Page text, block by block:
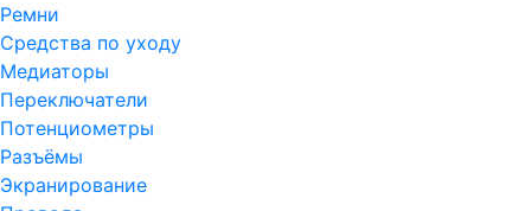
Ремни
Средства по уходу
Медиаторы
Переключатели
Потенциометры
Разъёмы
Экранирование